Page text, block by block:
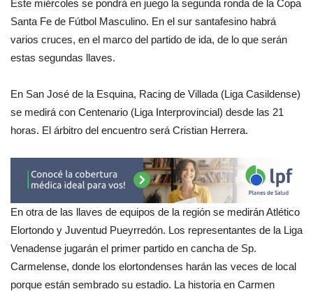
Este miércoles se pondrá en juego la segunda ronda de la Copa
Santa Fe de Fútbol Masculino. En el sur santafesino habrá
varios cruces, en el marco del partido de ida, de lo que serán
estas segundas llaves.
En San José de la Esquina, Racing de Villada (Liga Casildense)
se medirá con Centenario (Liga Interprovincial) desde las 21
horas. El árbitro del encuentro será Cristian Herrera.
En otra de las llaves de equipos de la región se medirán Atlético
Elortondo y Juventud Pueyrredón. Los representantes de la Liga
Venadense jugarán el primer partido en cancha de Sp.
Carmelense, donde los elortondenses harán las veces de local
porque están sembrado su estadio. La historia en Carmen